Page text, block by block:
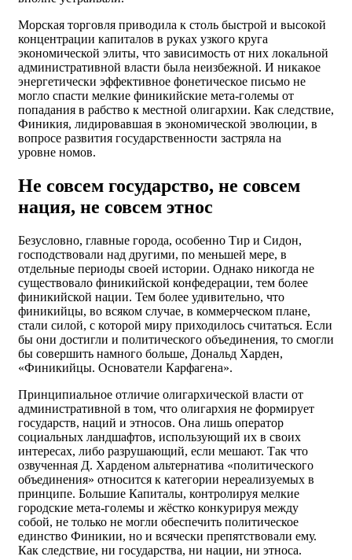
Морская торговля приводила к столь быстрой и высокой
концентрации капиталов в руках узкого круга
экономической элиты, что зависимость от них локальной
административной власти была неизбежной. И никакое
энергетически эффективное фонетическое письмо не
могло спасти мелкие финикийские мета-големы от
попадания в рабство к местной олигархии. Как следствие,
Финикия, лидировавшая в экономической эволюции, в
вопросе развития государственности застряла на
уровне номов.
Не совсем государство, не совсем
нация, не совсем этнос
Безусловно, главные города, особенно Тир и Сидон,
господствовали над другими, по меньшей мере, в
отдельные периоды своей истории. Однако никогда не
существовало финикийской конфедерации, тем более
финикийской нации. Тем более удивительно, что
финикийцы, во всяком случае, в коммерческом плане,
стали силой, с которой миру приходилось считаться. Если
бы они достигли и политического объединения, то смогли
бы совершить намного больше, Дональд Харден,
«Финикийцы. Основатели Карфагена».
Принципиальное отличие олигархической власти от
административной в том, что олигархия не формирует
государств, наций и этносов. Она лишь оператор
социальных ландшафтов, использующий их в своих
интересах, либо разрушающий, если мешают. Так что
озвученная Д. Харденом альтернатива «политического
объединения» относится к категории нереализуемых в
принципе. Большие Капиталы, контролируя мелкие
городские мета-големы и жёстко конкурируя между
собой, не только не могли обеспечить политическое
единство Финикии, но и всячески препятствовали ему.
Как следствие, ни государства, ни нации, ни этноса.